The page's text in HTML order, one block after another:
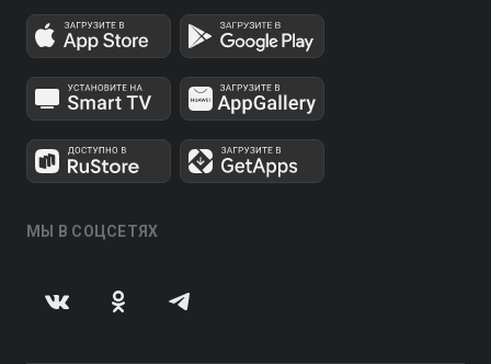
МЫ В СОЦСЕТЯХ